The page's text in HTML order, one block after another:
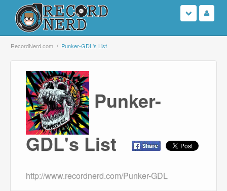
Login
Sign Up
Search
Browse
Support Us
RecordNerd.com Punker-GDL's List
Punker-
GDL's List
http://www.recordnerd.com/Punker-GDL